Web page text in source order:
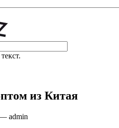
из Китая
admin